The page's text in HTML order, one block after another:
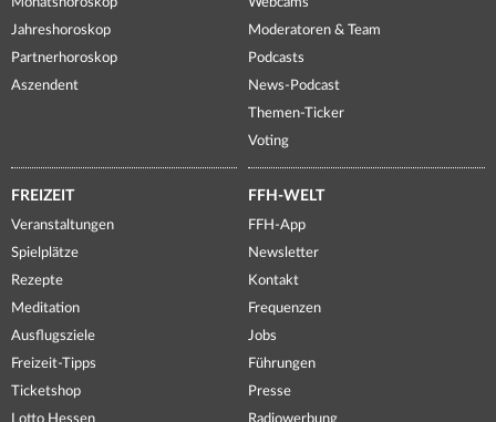
Jahreshoroskop
Partnerhoroskop
Aszendent
Moderatoren & Team
Podcasts
News-Podcast
Themen-Ticker
Voting
FREIZEIT
Veranstaltungen
Spielplätze
Rezepte
Meditation
Ausflugsziele
Freizeit-Tipps
Ticketshop
Lotto Hessen
FFH-WELT
FFH-App
Newsletter
Kontakt
Frequenzen
Jobs
Führungen
Presse
Radiowerbung